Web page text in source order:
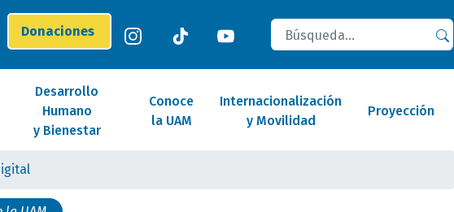
Donaciones
Buscar
Desarrollo
Humano
y Bienestar
Conoce
la UAM
Internacionalización
y Movilidad
Proyección